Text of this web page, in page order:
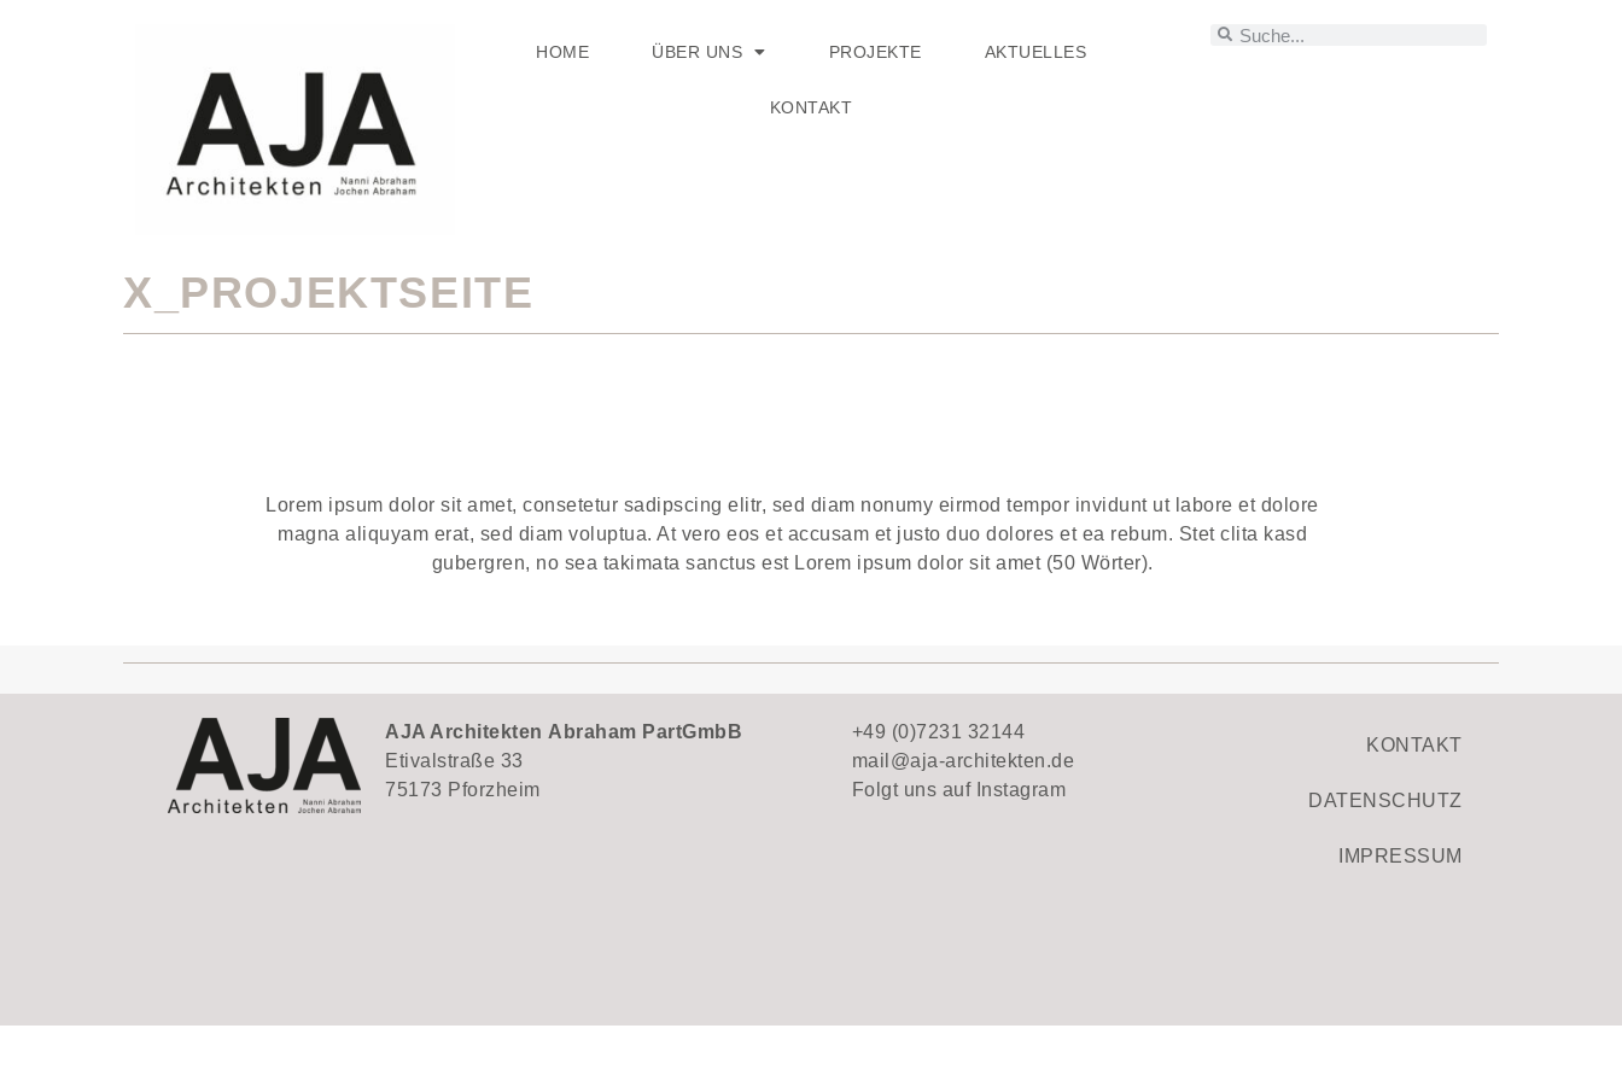
HOME ÜBER UNS PROJEKTE AKTUELLES
KONTAKT
X_PROJEKTSEITE
Lorem ipsum dolor sit amet, consetetur sadipscing elitr, sed diam nonumy eirmod tempor invidunt ut labore et dolore
magna aliquyam erat, sed diam voluptua. At vero eos et accusam et justo duo dolores et ea rebum. Stet clita kasd
gubergren, no sea takimata sanctus est Lorem ipsum dolor sit amet (50 Wörter).
AJA Architekten Abraham PartGmbB
Etivalstraße 33
75173 Pforzheim
+49 (0)7231 32144
mail@aja-architekten.de
Folgt uns auf Instagram
KONTAKT
DATENSCHUTZ
IMPRESSUM